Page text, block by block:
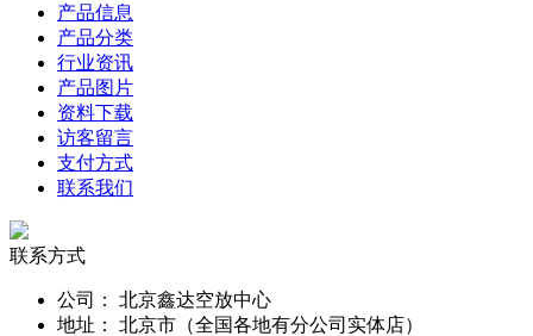
产品信息
产品分类
行业资讯
产品图片
资料下载
访客留言
支付方式
联系我们
联系方式
公司：
北京鑫达空放中心
地址：
北京市（全国各地有分公司实体店）